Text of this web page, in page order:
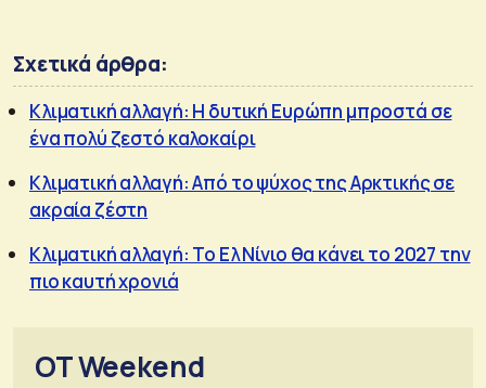
Σχετικά άρθρα:
Κλιματική αλλαγή: Η δυτική Ευρώπη μπροστά σε
ένα πολύ ζεστό καλοκαίρι
Κλιματική αλλαγή: Από το ψύχος της Αρκτικής σε
ακραία ζέστη
Κλιματική αλλαγή: Το Ελ Νίνιο θα κάνει το 2027 την
πιο καυτή χρονιά
OT Weekend